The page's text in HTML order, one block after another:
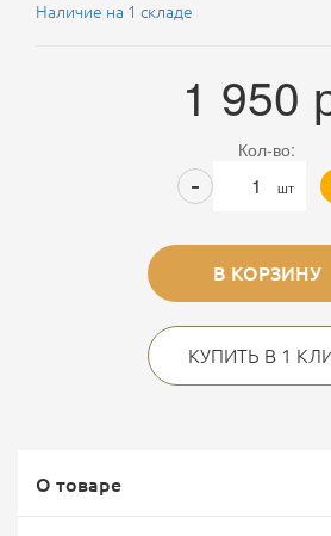
Наличие на 1 складе
1 950
Кол-во:
шт
-
В КОРЗИНУ
КУПИТЬ В 1
О товаре